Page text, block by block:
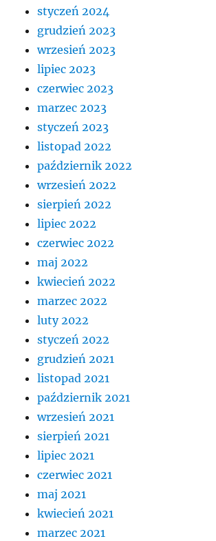
styczeń 2024
grudzień 2023
wrzesień 2023
lipiec 2023
czerwiec 2023
marzec 2023
styczeń 2023
listopad 2022
październik 2022
wrzesień 2022
sierpień 2022
lipiec 2022
czerwiec 2022
maj 2022
kwiecień 2022
marzec 2022
luty 2022
styczeń 2022
grudzień 2021
listopad 2021
październik 2021
wrzesień 2021
sierpień 2021
lipiec 2021
czerwiec 2021
maj 2021
kwiecień 2021
marzec 2021